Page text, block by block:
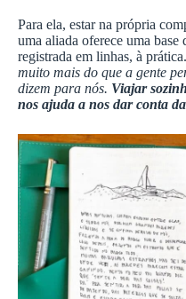
Para ela, estar na própria
uma aliada oferece uma base
registrada em linhas, à prática.
muito mais do que a gente
dizem para nós. Viajar
nos ajuda a nos dar conta